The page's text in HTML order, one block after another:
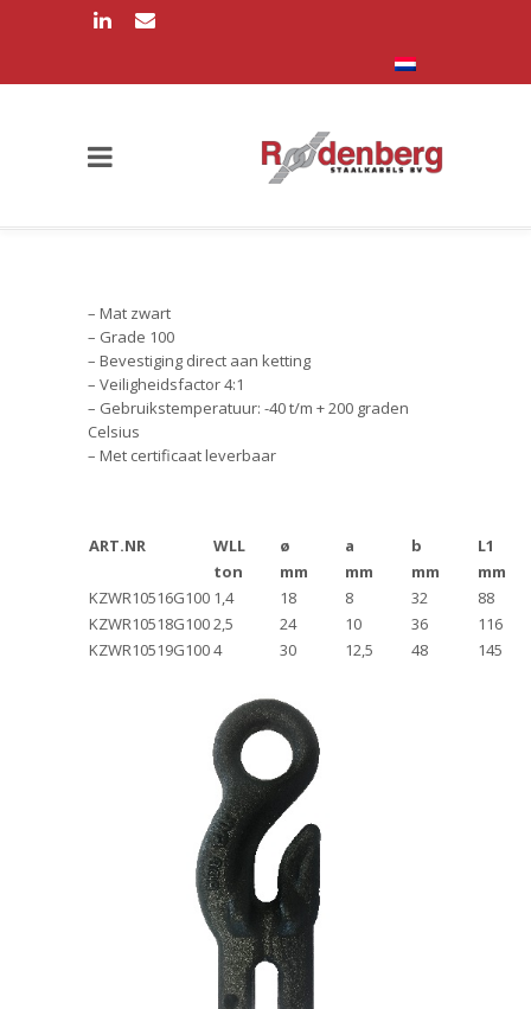
– Mat zwart
– Grade 100
– Bevestiging direct aan ketting
– Veiligheidsfactor 4:1
– Gebruikstemperatuur: -40 t/m + 200 graden
Celsius
– Met certificaat leverbaar
ART.NR WLL ø a b
L1
ton
mm mm mm
mm
KZWR10516G100 1,4 18 8 32
88
KZWR10518G1002,5 24 10 36
116
KZWR10519G1004 30 12,5 48 145